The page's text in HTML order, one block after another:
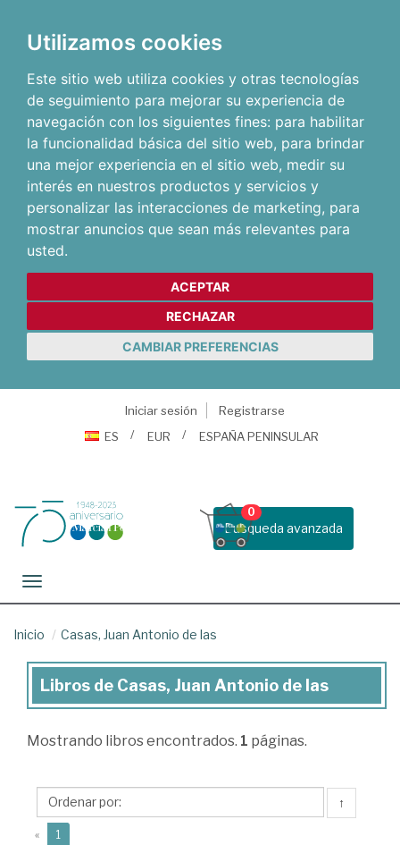
Utilizamos cookies
Este sitio web utiliza cookies y otras tecnologías
de seguimiento para mejorar su experiencia de
navegación con los siguientes fines: para habilitar
la funcionalidad básica del sitio web, para brindar
una mejor experiencia en el sitio web, medir su
interés en nuestros productos y servicios y
personalizar las interacciones de marketing, para
mostrar anuncios que sean más relevantes para
usted.
ACEPTAR
RECHAZAR
CAMBIAR PREFERENCIAS
Iniciar sesión
Registrarse
ES
EUR ESPAÑA PENINSULAR
Busqueda avanzada
0
Toggle navigation
Inicio Casas, Juan Antonio de las
Libros
Casas,
Antonio
de
Libros de Casas, Juan Antonio de las
Mostrando libros encontrados. 1 páginas.
↑
« 1